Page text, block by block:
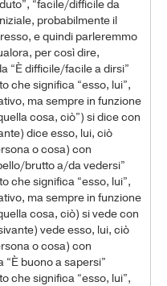
“facile/difficile da
probabilmente il
e quindi parleremmo
per così dire,
“È difficile/facile a dirsi”
che significa “esso, lui”,
ma sempre in funzione
cosa, ciò”) si dice con
dice esso, lui, ciò
o cosa) con
brutto a/da vedersi”
che significa “esso, lui”,
ma sempre in funzione
cosa, ciò) si vede con
vede esso, lui, ciò
o cosa) con
buono a sapersi”
che significa “esso, lui”,